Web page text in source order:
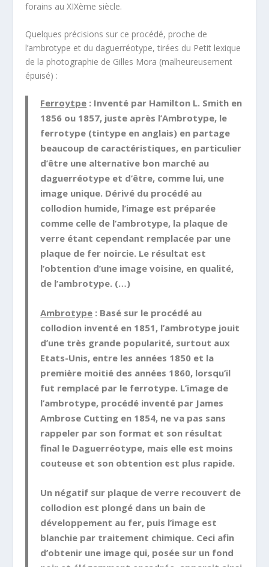
forains au XIXème siècle.
Quelques précisions sur ce procédé, proche de
l’ambrotype et du daguerréotype, tirées du Petit lexique
de la photographie de Gilles Mora (malheureusement
épuisé) :
Ferroytpe : Inventé par Hamilton L. Smith en
1856 ou 1857, juste après l’Ambrotype, le
ferrotype (tintype en anglais) en partage
beaucoup de caractéristiques, en particulier
d’être une alternative bon marché au
daguerréotype et d’être, comme lui, une
image unique. Dérivé du procédé au
collodion humide, l’image est préparée
comme celle de l’ambrotype, la plaque de
verre étant cependant remplacée par une
plaque de fer noircie. Le résultat est
l’obtention d’une image voisine, en qualité,
de l’ambrotype. (…)
Ambrotype : Basé sur le procédé au
collodion inventé en 1851, l’ambrotype jouit
d’une très grande popularité, surtout aux
Etats-Unis, entre les années 1850 et la
première moitié des années 1860, lorsqu’il
fut remplacé par le ferrotype. L’image de
l’ambrotype, procédé inventé par James
Ambrose Cutting en 1854, ne va pas sans
rappeler par son format et son résultat
final le Daguerréotype, mais elle est moins
couteuse et son obtention est plus rapide.
Un négatif sur plaque de verre recouvert de
collodion est plongé dans un bain de
développement au fer, puis l’image est
blanchie par traitement chimique. Ceci afin
d’obtenir une image qui, posée sur un fond